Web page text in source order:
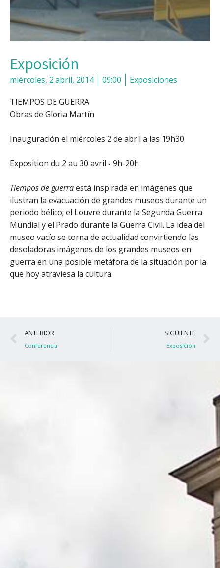
Exposición
miércoles, 2 abril, 2014 09:00 Exposiciones
TIEMPOS DE GUERRA
Obras de Gloria Martín
Inauguración el miércoles 2 de abril a las 19h30
Exposition du 2 au 30 avril ▫ 9h-20h
Tiempos de guerraestá inspirada en imágenes que
ilustran la evacuación de grandes museos durante un
periodo bélico; el Louvre durante la Segunda Guerra
Mundial y el Prado durante la Guerra Civil. La idea del
museo vacío se torna de actualidad convirtiendo las
desoladoras imágenes de los grandes museos en
guerra en una posible metáfora de la situación por la
que hoy atraviesa la cultura.
Ant
ANTERIOR
Conferencia
SIGUIENTE
Exposición